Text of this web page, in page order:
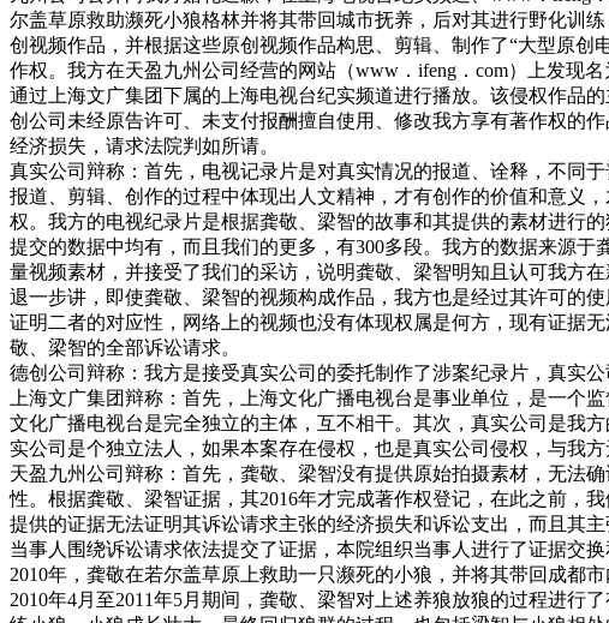
尔盖草原救助濒死小狼格林并将其带回城市抚养，后对其进行野化训
创视频作品，并根据这些原创视频作品构思、剪辑、制作了“大型原
作权。我方在天盈九州公司经营的网站（www．ifeng．com）上发现
通过上海文广集团下属的上海电视台纪实频道进行播放。该侵权作品
创公司未经原告许可、未支付报酬擅自使用、修改我方享有著作权的
经济损失，请求法院判如所请。
真实公司辩称：首先，电视记录片是对真实情况的报道、诠释，不同
报道、剪辑、创作的过程中体现出人文精神，才有创作的价值和意义
权。我方的电视纪录片是根据龚敬、梁智的故事和其提供的素材进行
提交的数据中均有，而且我们的更多，有300多段。我方的数据来源
量视频素材，并接受了我们的采访，说明龚敬、梁智明知且认可我方
退一步讲，即使龚敬、梁智的视频构成作品，我方也是经过其许可的
证明二者的对应性，网络上的视频也没有体现权属是何方，现有证据
敬、梁智的全部诉讼请求。
德创公司辩称：我方是接受真实公司的委托制作了涉案纪录片，真实
上海文广集团辩称：首先，上海文化广播电视台是事业单位，是一
文化广播电视台是完全独立的主体，互不相干。其次，真实公司是我
实公司是个独立法人，如果本案存在侵权，也是真实公司侵权，与我
天盈九州公司辩称：首先，龚敬、梁智没有提供原始拍摄素材，无法
性。根据龚敬、梁智证据，其2016年才完成著作权登记，在此之前，
提供的证据无法证明其诉讼请求主张的经济损失和诉讼支出，而且其
当事人围绕诉讼请求依法提交了证据，本院组织当事人进行了证据交换
2010年，龚敬在若尔盖草原上救助一只濒死的小狼，并将其带回成都
2010年4月至2011年5月期间，龚敬、梁智对上述养狼放狼的过程进行